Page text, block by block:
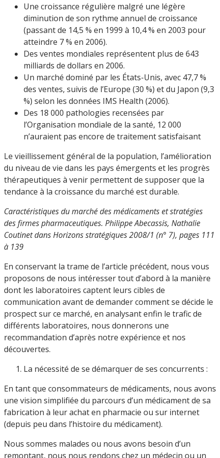
Une croissance régulière malgré une légère
diminution de son rythme annuel de croissance
(passant de 14,5 % en 1999 à 10,4 % en 2003 pour
atteindre 7 % en 2006).
Des ventes mondiales représentent plus de 643
milliards de dollars en 2006.
Un marché dominé par les États-Unis, avec 47,7 %
des ventes, suivis de l’Europe (30 %) et du Japon (9,3
%) selon les données IMS Health (2006).
Des 18 000 pathologies recensées par
l’Organisation mondiale de la santé, 12 000
n’auraient pas encore de traitement satisfaisant
Le vieillissement général de la population, l’amélioration
du niveau de vie dans les pays émergents et les progrès
thérapeutiques à venir permettent de supposer que la
tendance à la croissance du marché est durable.
Caractéristiques du marché des médicaments et stratégies
des firmes pharmaceutiques. Philippe Abecassis, Nathalie
Coutinet dans Horizons stratégiques 2008/1 (n° 7), pages 111
à 139
En conservant la trame de l’article précédent, nous vous
proposons de nous intéresser tout d’abord à la manière
dont les laboratoires captent leurs cibles de
communication avant de demander comment se décide le
prospect sur ce marché, en analysant enfin le trafic de
différents laboratoires, nous donnerons une
recommandation d’après notre expérience et nos
découvertes.
La nécessité de se démarquer de ses concurrents :
En tant que consommateurs de médicaments, nous avons
une vision simplifiée du parcours d’un médicament de sa
fabrication à leur achat en pharmacie ou sur internet
(depuis peu dans l’histoire du médicament).
Nous sommes malades ou nous avons besoin d’un
remontant, nous nous rendons chez un médecin ou un